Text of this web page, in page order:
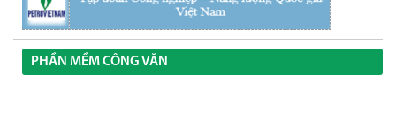
PHẦN MỀM CÔNG VĂN